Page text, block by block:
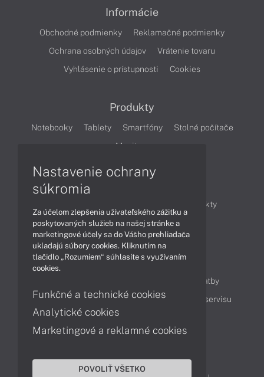
Informácie
Obchodné podmienky
Reklamačné podmienky
Ochrana osobných údajov
Vrátenie tovaru
Vyhlásenie o prístupnosti
Cookies
Produkty
Notebooky Tablety Smartfóny
Stolné počítače
Monitory
Produkty
Technológie
Videá
Obsah
Možnosti doručenia a platby
Podpora a servis
Servisné služby Cenník servisu
Kontakty
043 4224 771
Obchodné oddelenie
Nastavenie ochrany
súkromia
Za účelom zlepšenia užívateľského zážitku a
poskytovaných služieb na našej stránke a
marketingové účely sa do Vášho prehliadača
ukladajú súbory cookies. Kliknutím na
tlačidlo „Rozumiem“ súhlasíte s využívaním
cookies.
Funkčné a technické cookies
Analytické cookies
Marketingové a reklamné cookies
POVOLIŤ VŠETKO